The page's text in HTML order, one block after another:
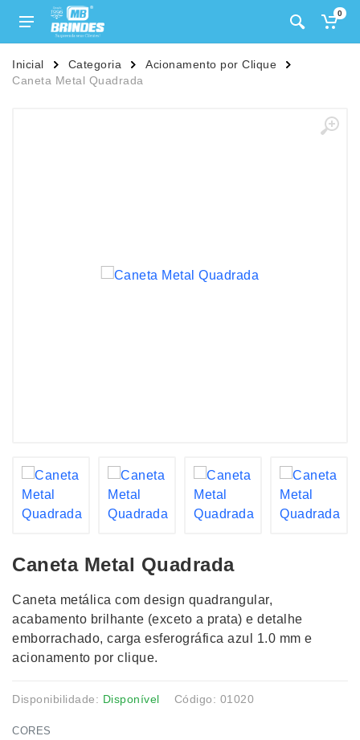
0
Inicial Categoria
Acionamento por Clique
Caneta Metal Quadrada
Caneta Metal Quadrada
Caneta metálica com design quadrangular,
acabamento brilhante (exceto a prata) e detalhe
emborrachado, carga esferográfica azul 1.0 mm e
acionamento por clique.
Disponibilidade: Disponível Código: 01020
CORES